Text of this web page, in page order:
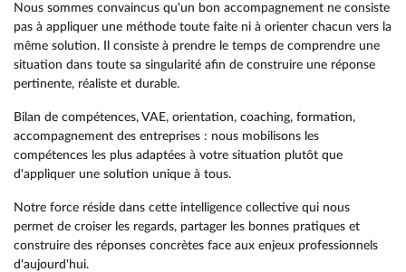
Nous sommes convaincus qu'un bon accompagnement ne consiste
pas à appliquer une méthode toute faite ni à orienter chacun vers la
même solution. Il consiste à prendre le temps de comprendre une
situation dans toute sa singularité afin de construire une réponse
pertinente, réaliste et durable.
Bilan de compétences, VAE, orientation, coaching, formation,
accompagnement des entreprises : nous mobilisons les
compétences les plus adaptées à votre situation plutôt que
d'appliquer une solution unique à tous.
Notre force réside dans cette intelligence collective qui nous
permet de croiser les regards, partager les bonnes pratiques et
construire des réponses concrètes face aux enjeux professionnels
d'aujourd'hui.